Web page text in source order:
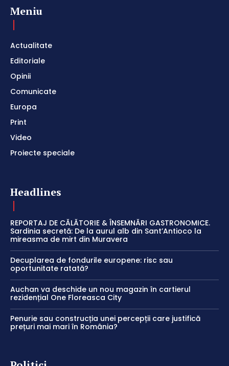
Meniu
Actualitate
Editoriale
Opinii
Comunicate
Europa
Print
Video
Proiecte speciale
Headlines
REPORTAJ DE CĂLĂTORIE & ÎNSEMNĂRI GASTRONOMICE.
Sardinia secretă: De la aurul alb din Sant’Antioco la
mireasma de mirt din Muravera
Decuplarea de fondurile europene: risc sau
oportunitate ratată?
Auchan va deschide un nou magazin în cartierul
rezidențial One Floreasca City
Penurie sau construcția unei percepții care justifică
prețuri mai mari în România?